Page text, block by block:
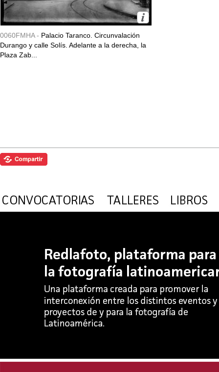
0060FMHA - Palacio Taranco. Circunvalación
Durango y calle Solís. Adelante a la derecha, la
Plaza Zab...